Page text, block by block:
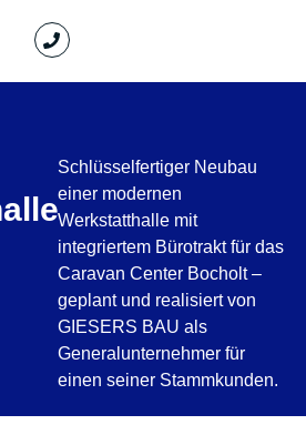
Schlüsselfertiger Neubau
einer modernen
Werkstatthalle mit
integriertem Bürotrakt für das
Caravan Center Bocholt –
geplant und realisiert von
GIESERS BAU als
Generalunternehmer für
einen seiner Stammkunden.